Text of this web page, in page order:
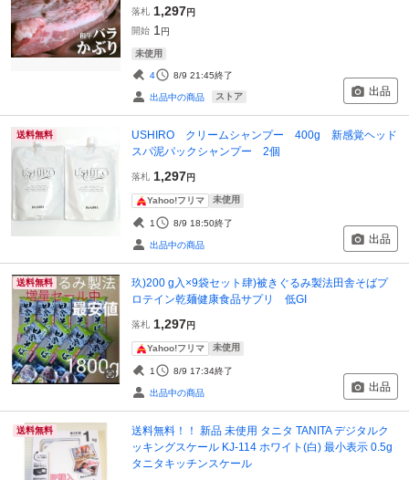
落札 1,297円
開始 1 円
未使用
4 8/9 21:45終了
出品中の商品 ストア 出品
送料無料
USHIRO クリームシャンプー 400g 新感覚ヘッド
スパ泥パックシャンプー 2個
落札 1,297円
Yahoo!フリマ 未使用
1 8/9 18:50終了
出品中の商品 出品
送料無料
玖)200 g入×9袋セット肆)被きぐるみ製法田舎そばプ
ロテイン乾麺健康食品サプリ 低GI
落札 1,297円
Yahoo!フリマ 未使用
1 8/9 17:34終了
出品中の商品 出品
送料無料
送料無料！！ 新品 未使用 タニタ TANITA デジタルク
ッキングスケール KJ-114 ホワイト(白) 最小表示 0.5g
タニタキッチンスケール